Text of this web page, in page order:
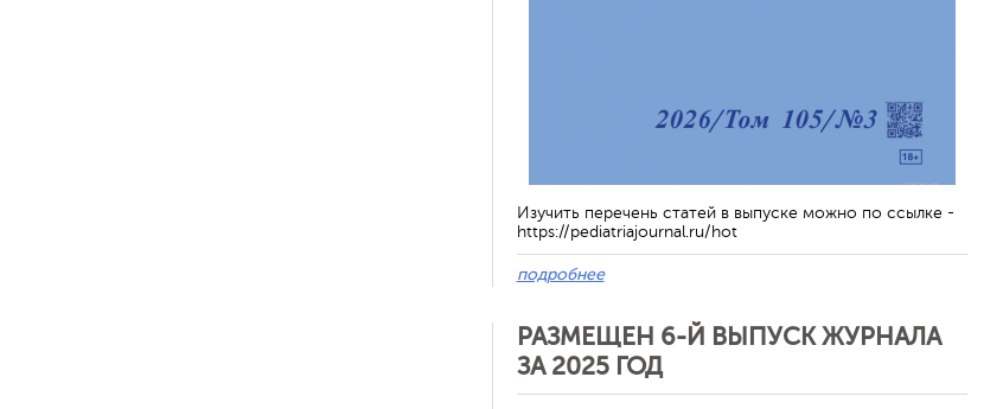
Изучить перечень статей в выпуске можно по ссылке -
https://pediatriajournal.ru/hot
подробнее
РАЗМЕЩЕН 6-Й ВЫПУСК ЖУРНАЛА
ЗА 2025 ГОД